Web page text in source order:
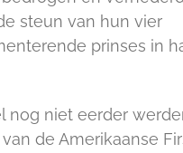
steun van hun vier
prinses in
nog niet eerder
de Amerikaanse